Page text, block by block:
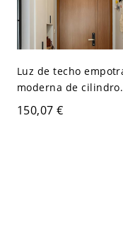
Luz de techo
moderna de cilindro
negro con pantalla de
vidrio transparente -
150,07 €